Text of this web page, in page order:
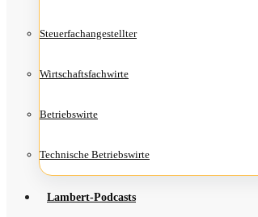
Steu­er­fach­an­ge­stell­ter
Wirt­schafts­fach­wir­te
Betriebs­wir­te
Tech­ni­sche Betriebswirte
Lam­­bert-Pod­­casts